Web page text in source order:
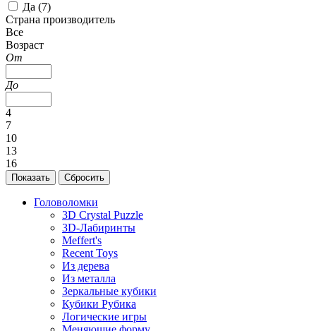
Да (7)
Страна производитель
Все
Возраст
От
До
4
7
10
13
16
Головоломки
3D Crystal Puzzle
3D-Лабиринты
Meffert's
Recent Toys
Из дерева
Из металла
Зеркальные кубики
Кубики Рубика
Логические игры